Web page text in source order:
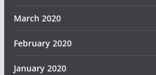
March 2020
February 2020
January 2020